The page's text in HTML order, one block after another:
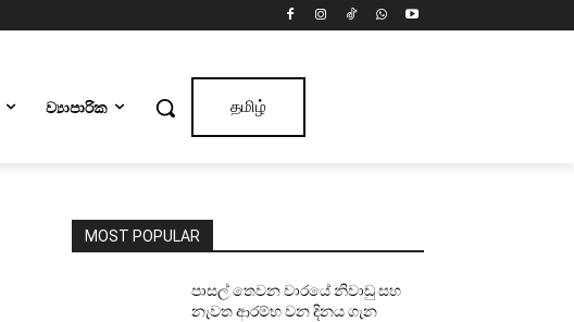
ව්‍යාපාරික தமிழ்
MOST POPULAR
පාසල් තෙවන වාරයේ නිවාඩු සහ
නැවත ආරම්භ වන දිනය ගැන